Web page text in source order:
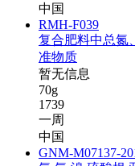
中国
RMH-F039
复合肥料中总氮
准物质
暂无信息
70g
1739
一周
中国
GNM-M07137-